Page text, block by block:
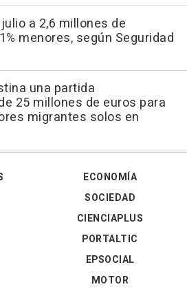
a 2,6 millones de
menores, según Seguridad
una partida
25 millones de euros para
migrantes solos en
ECONOMÍA
SOCIEDAD
CIENCIAPLUS
PORTALTIC
EPSOCIAL
MOTOR